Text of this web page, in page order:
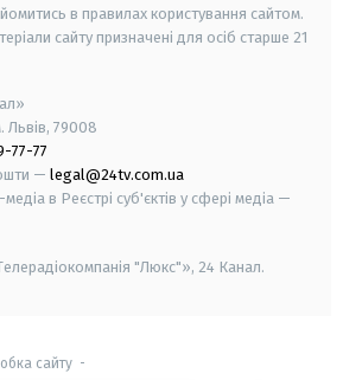
в правилах користування сайтом.
сайту призначені для осіб старше 21
Львів, 79008
77-77
— legal@24tv.com.ua
в Реєстрі суб'єктів у сфері медіа —
"Люкс"», 24 Канал.
сайту-